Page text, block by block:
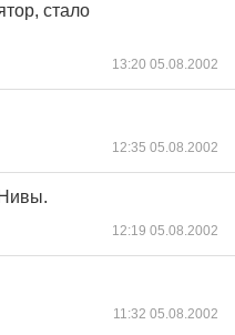
стало
13:20 05.08.2002
12:35 05.08.2002
12:19 05.08.2002
11:32 05.08.2002